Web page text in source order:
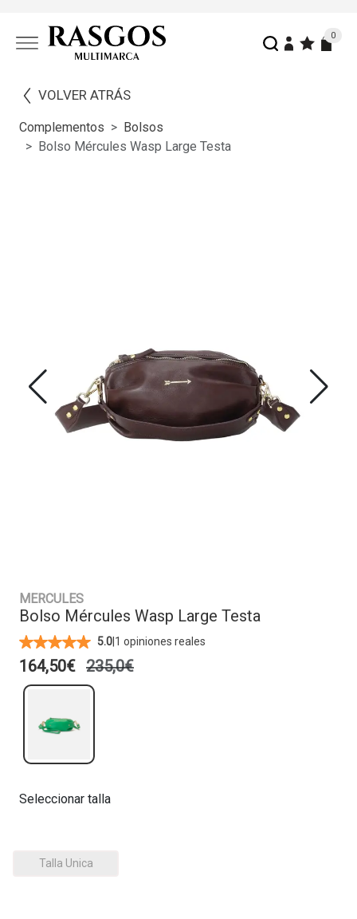
0
VOLVER ATRÁS
Complementos
Bolsos
Bolso Mércules Wasp Large Testa
MERCULES
Bolso Mércules Wasp Large Testa
5.0 1 opiniones reales
164,50€ 235,0€
Seleccionar talla
Talla Unica